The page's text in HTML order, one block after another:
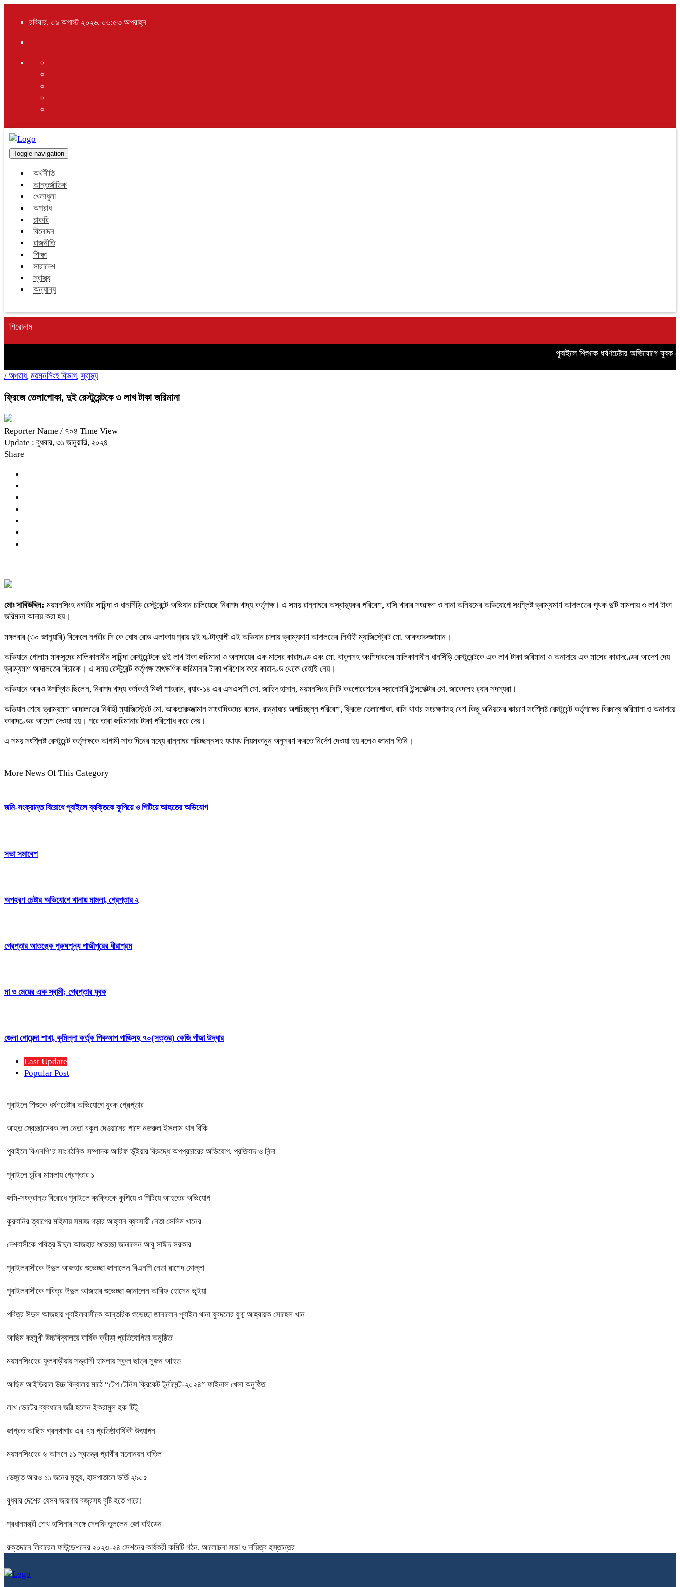
রবিবার, ০৯ অগাস্ট ২০২৬, ০৬:৫৩ অপরাহ্ন
Toggle navigation
অর্থনীতি
আন্তর্জাতিক
খেলাধুলা
অপরাধ
চাকরি
বিনোদন
রাজনীতি
শিক্ষা
সারাদেশ
স্বাস্থ্য
অন্যান্য
শিরোনাম
পূবাইলে শিশুকে ধর্ষণচেষ্টার অভিযোগে যুবক
/ অপরাধ, ময়মনসিংহ বিভাগ,স্বাস্থ্য
ফ্রিজে তেলাপোকা, দুই রেস্টুরেন্টকে ৩ লাখ টাকা জরিমানা
Reporter Name / ৭০৪ Time View
Update : বুধবার, ৩১ জানুয়ারি, ২০২৪
Share
মোঃ সাবিউদ্দিন: ময়মনসিংহ নগরীর সারিন্দা ও ধানসিঁড়ি রেস্টুরেন্টে অভিযান চালিয়েছে নিরাপদ খাদ্য কর্তৃপক্ষ। এ সময় রান্নাঘরে অস্বাস্থ্যকর পরিবেশ, বাসি খাবার সংরক্ষণ ও নানা অনিয়মের অভিযোগে সংশ্লিষ্ট ভ্রাম্যমাণ আদালতের পৃথক দুটি মামলায় ৩ লাখ টাকা
জরিমানা আদায় করা হয়।
মঙ্গলবার (৩০ জানুয়ারি) বিকেলে নগরীর সি কে ঘোষ রোড এলাকায় প্রায় দুই ঘণ্টাব্যাপী এই অভিযান চালায় ভ্রাম্যমাণ আদালতের নির্বাহী ম্যাজিস্ট্রেট মো. আকতারুজ্জামান।
অভিযানে গোলাম মাকসুদের মালিকানাধীন সারিন্দা রেস্টুরেন্টকে দুই লাখ টাকা জরিমানা ও অনাদায়ের এক মাসের কারাদণ্ড এবং মো. বাবুলসহ অংশিদারদের মালিকানাধীন ধানসিঁড়ি রেস্টুরেন্টকে এক লাখ টাকা জরিমানা ও অনাদায়ে এক মাসের কারাদণ্ডের আদেশ দেয়
ভ্রাম্যমাণ আদালতের বিচারক। এ সময় রেস্টুরেন্ট কর্তৃপক্ষ তাৎক্ষণিক জরিমানার টাকা পরিশোধ করে কারাদণ্ড থেকে রেহাই নেয়।
অভিযানে আরও উপস্থিত ছিলেন, নিরাপদ খাদ্য কর্মকর্তা মির্জা শাহরান, র‌্যাব-১৪ এর এসএসপি মো. জাহিদ হাসান, ময়মনসিংহ সিটি করপোরেশনের স্যানেটারি ইন্সপেক্টার মো. জাবেদসহ র‌্যাব সদস্যরা।
অভিযান শেষে ভ্রাম্যমাণ আদালতের নির্বাহী ম্যাজিস্ট্রেট মো. আকতারুজ্জামান সাংবাদিকদের বলেন, রান্নাঘরে অপরিচ্ছন্ন পরিবেশ, ফ্রিজে তেলাপোকা, বাসি খাবার সংরক্ষণসহ বেশ কিছু অনিয়মের কারণে সংশ্লিষ্ট রেস্টুরেন্ট কর্তৃপক্ষের বিরুদ্ধে জরিমানা ও অনাদায়ে
কারাদণ্ডের আদেশ দেওয়া হয়। পরে তারা জরিমানার টাকা পরিশোধ করে দেয়।
এ সময় সংশ্লিষ্ট রেস্টুরেন্ট কর্তৃপক্ষকে আগামী সাত দিনের মধ্যে রান্নাঘর পরিচ্ছন্নসহ যথাযথ নিয়মকানুন অনুসরণ করতে নির্দেশ দেওয়া হয় বলেও জানান তিনি।
More News Of This Category
জমি-সংক্রান্ত বিরোধে পূবাইলে ব্যক্তিকে কুপিয়ে ও পিটিয়ে আহতের অভিযোগ
সভা সমাবেশ
অপহরণ চেষ্টার অভিযোগে থানায় মামলা, গ্রেপ্তার ২
গ্রেপ্তার আতঙ্কে পুরুষশূন্য গাজীপুরের ধীরাশ্রম
মা ও মেয়ের এক স্বামী; গ্রেপ্তার যুবক
জেলা গোয়েন্দা শাখা, কুমিল্লা কর্তৃক পিকআপ গাড়িসহ ৭০(সত্তর) কেজি গাঁজা উদ্ধার
Last Update
Popular Post
পূবাইলে শিশুকে ধর্ষণচেষ্টার অভিযোগে যুবক গ্রেপ্তার
আহত স্বেচ্ছাসেবক দল নেতা বকুল দেওয়ানের পাশে নজরুল ইসলাম খান বিকি
পূবাইলে বিএনপি’র সাংগঠনিক সম্পাদক আরিফ ভূঁইয়ার বিরুদ্ধে অপপ্রচারের অভিযোগ, প্রতিবাদ ও নিন্দা
পূবাইলে চুরির মামলায় গ্রেপ্তার ১
জমি-সংক্রান্ত বিরোধে পূবাইলে ব্যক্তিকে কুপিয়ে ও পিটিয়ে আহতের অভিযোগ
কুরবানির ত্যাগের মহিমায় সমাজ গড়ার আহ্বান ব্যবসায়ী নেতা সেলিম খানের
দেশবাসীকে পবিত্র ঈদুল আজহার শুভেচ্ছা জানালেন আবু সাঈদ সরকার
পূবাইলবাসীকে ঈদুল আজহার শুভেচ্ছা জানালেন বিএনপি নেতা রাশেদ মোল্লা
পূবাইলবাসীকে পবিত্র ঈদুল আজহার শুভেচ্ছা জানালেন আরিফ হোসেন ভূইয়া
পবিত্র ঈদুল আজহায় পূবাইলবাসীকে আন্তরিক শুভেচ্ছা জানালেন পূবাইল থানা যুবদলের যুগ্ম আহ্বায়ক সোহেল খান
আছিম বহুমুখী উচ্চবিদ্যালয়ে বার্ষিক ক্রীড়া প্রতিযোগিতা অনুষ্ঠিত
ময়মনসিংহের ফুলবাড়ীয়ায় সন্ত্রাসী হামলায় স্কুল ছাত্র সুজন আহত
আছিম আইডিয়াল উচ্চ বিদ্যালয় মাঠে “টেপ টেনিস ক্রিকেট টুর্নামেন্ট-২০২৪” ফাইনাল খেলা অনুষ্ঠিত
লাখ ভোটের ব্যবধানে জয়ী হলেন ইকরামুল হক টিটু
জাগ্রত আছিম গ্রন্থাগার এর ৭ম প্রতিষ্ঠাবার্ষিকী উৎযাপন
ময়মনসিংহের ৬ আসনে ১১ স্বতন্ত্র প্রার্থীর মনোনয়ন বাতিল
ডেঙ্গুতে আরও ১১ জনের মৃত্যু, হাসপাতালে ভর্তি ২৯০৫
বুধবার দেশের যেসব জায়গায় বজ্রসহ বৃষ্টি হতে পারে!
প্রধানমন্ত্রী শেখ হাসিনার সঙ্গে সেলফি তুললেন জো বাইডেন
রক্তদানে লিবারেল ফাউন্ডেশনের ২০২৩-২৪ সেশনের কার্যকরী কমিটি গঠন, আলোচনা সভা ও দায়িত্ব হস্তান্তর